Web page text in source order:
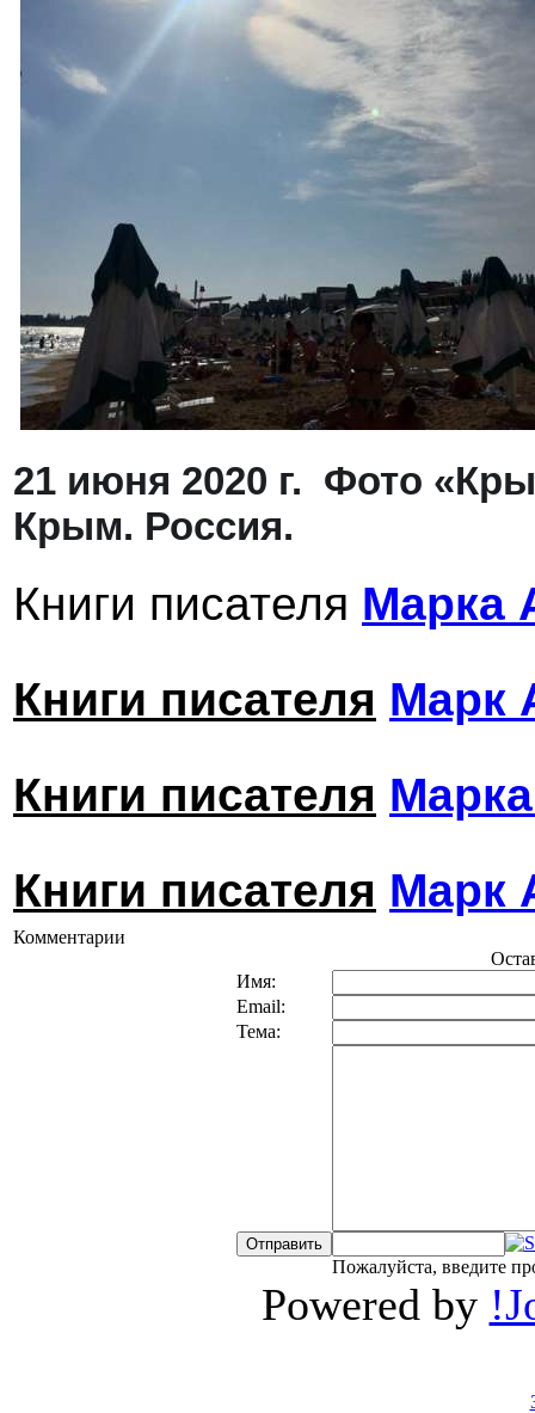
21 июня 2020 г. Фото
Крым. Россия.
Книги писателя Марка
Книги писателя Марк
Книги писателя
Книги писателя Марк
Комментарии
Имя:
Email:
Тема:
Пожалуйста, введите
Powered by